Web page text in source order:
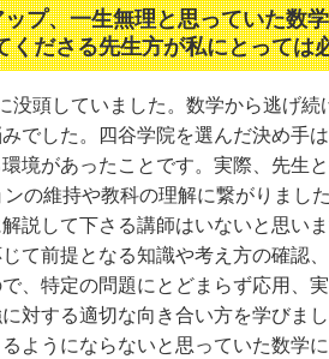
プ、一生無理と思っていた数
くださる先生方が私にとっては
没頭していました。数学から逃げ
でした。四谷学院を選んだ決め手
境があったことです。実際、先生
の維持や教科の理解に繋がりまし
説して下さる講師はいないと思い
て前提となる知識や考え方の確認
、特定の問題にとどまらず応用、
対する適切な向き合い方を学びま
ようにならないと思っていた数学